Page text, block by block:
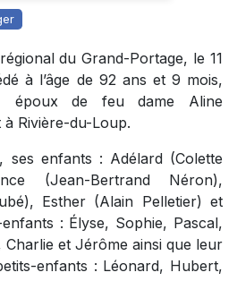
du Grand-Portage, le 11
à l’âge de 92 ans et 9 mois,
époux de feu dame Aline
Rivière-du-Loup.
ses enfants : Adélard (Colette
(Jean-Bertrand Néron),
Esther (Alain Pelletier) et
: Élyse, Sophie, Pascal,
et Jérôme ainsi que leur
enfants : Léonard, Hubert,